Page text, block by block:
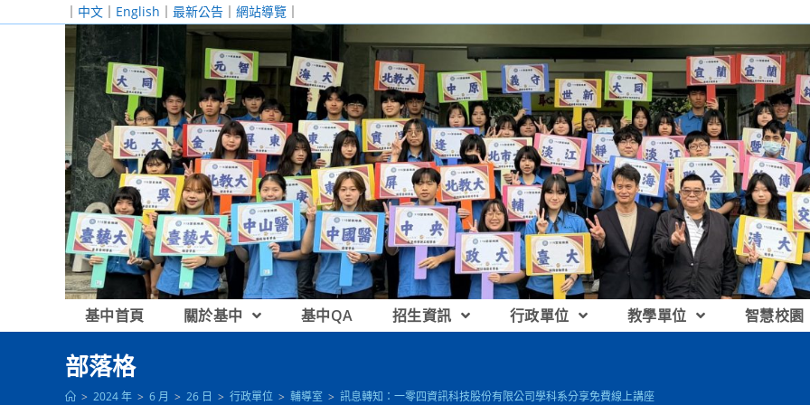
｜ 中文 ｜ English ｜ 最新公告 ｜ 網站導覽 ｜
基中首頁 關於基中 基中QA 招生資訊 行政單位 教學單位 智慧校園
部落格
> 2024 年 > 6 月 > 26 日 > 行政單位 > 輔導室 > 訊息轉知：一零四資訊科技股份有限公司學科系分享免費線上講座